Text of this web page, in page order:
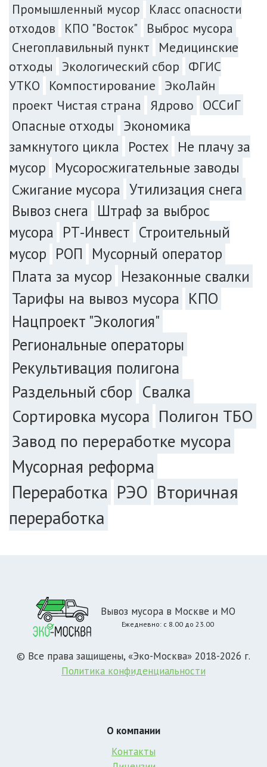
Промышленный мусор
Класс опасности
отходов
КПО "Восток"
Выброс мусора
Снегоплавильный пункт
Медицинские
отходы
Экологический сбор
ФГИС
УТКО
Компостирование
ЭкоЛайн
проект Чистая страна
Ядрово
ОССиГ
Опасные отходы
Экономика
замкнутого цикла
Ростех Не плачу за
мусор Мусоросжигательные заводы
Сжигание мусора Утилизация снега
Вывоз снега Штраф за выброс
мусора РТ-Инвест Строительный
мусор РОП Мусорный оператор
Плата за мусор Незаконные свалки
Тарифы на вывоз мусора КПО
Нацпроект "Экология"
Региональные операторы
Рекультивация полигона
Раздельный сбор Свалка
Сортировка мусора Полигон ТБО
Завод по переработке мусора
Мусорная реформа
Переработка РЭО Вторичная
переработка
Вывоз мусора в Москве и МО
Ежедневно: с 8.00 до 23.00
© Все права защищены, «Эко-Москва» 2018-2026 г.
Политика конфиденциальности
О компании
Контакты